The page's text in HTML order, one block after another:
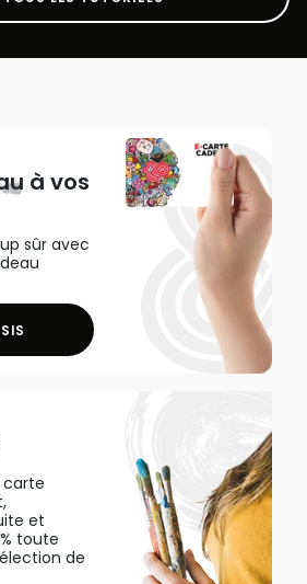
à vos
sûr avec
carte
et
toute
de